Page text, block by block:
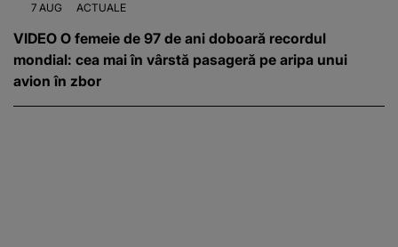
7 AUG ACTUALE
VIDEO O femeie de 97 de ani doboară recordul
mondial: cea mai în vârstă pasageră pe aripa unui
avion în zbor